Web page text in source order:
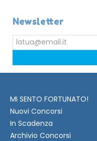
Newsletter
MI SENTO FORTUNATO!
Nuovi Concorsi
In Scadenza
Archivio Concorsi